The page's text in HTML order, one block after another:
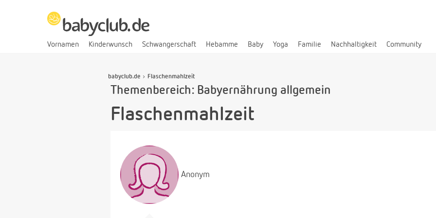
Vornamen Kinderwunsch Schwangerschaft Hebamme Baby Yoga Familie Nachhaltigkeit Community
babyclub.de Flaschenmahlzeit
Themenbereich: Babyernährung allgemein
Flaschenmahlzeit
Anonym